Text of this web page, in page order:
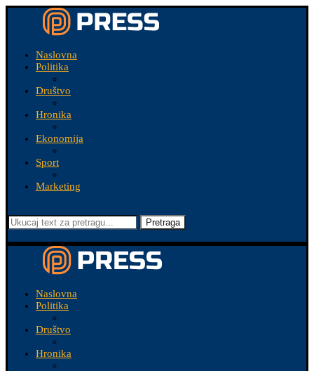
Naslovna
Politika
Društvo
Hronika
Ekonomija
Sport
Marketing
Pretraga
Naslovna
Politika
Društvo
Hronika